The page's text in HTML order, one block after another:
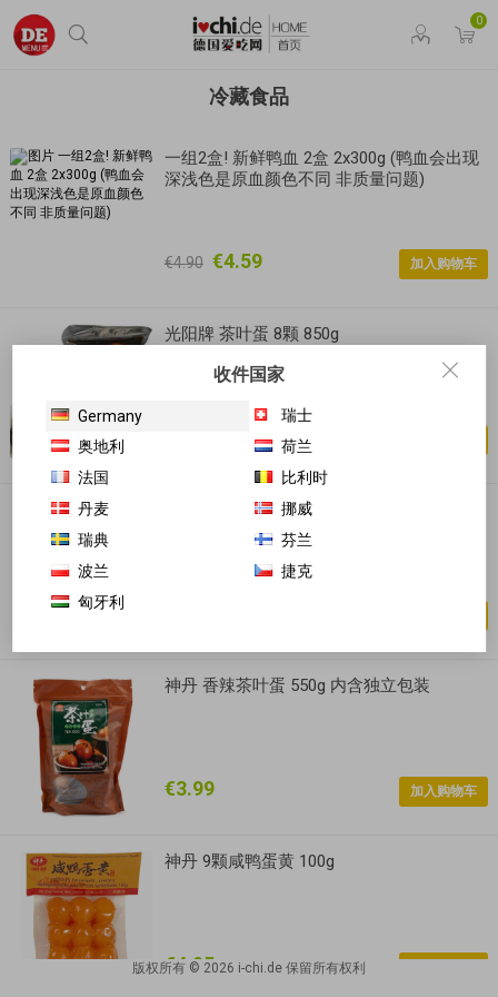
0
冷藏食品
一组2盒! 新鲜鸭血 2盒 2x300g (鸭血会出现
深浅色是原血颜色不同 非质量问题)
€4.90 €4.59
光阳牌 茶叶蛋 8颗 850g
神丹 五香茶叶蛋 550g 内含独立包装
神丹 香辣茶叶蛋 550g 内含独立包装
€3.99
神丹 9颗咸鸭蛋黄 100g
€4.95
版权所有 © 2026 i-chi.de 保留所有权利
收件国家
Germany
瑞士
奥地利
荷兰
法国
比利时
丹麦
挪威
瑞典
芬兰
波兰
捷克
匈牙利